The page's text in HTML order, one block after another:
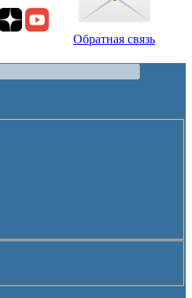
Обратная связь